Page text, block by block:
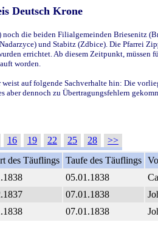
Deutsch Krone
die beiden Filialgemeinden Briesenitz
und Stabitz (Zdbice). Die Pfarrei
errichtet. Ab diesem Zeitpunkt, müssen
worden.
weist auf folgende Sachverhalte hin: Die
dennoch zu Übertragungsfehlern
16 19 22 25 28
>>
des Täuflings Taufe des Täuflings
05.01.1838
07.01.1838
07.01.1838